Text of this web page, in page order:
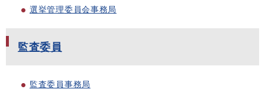
選挙管理委員会事務局
監査委員
監査委員事務局